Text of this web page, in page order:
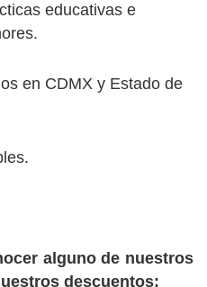
educativas e
en CDMX y Estado de
alguno de nuestros
descuentos: